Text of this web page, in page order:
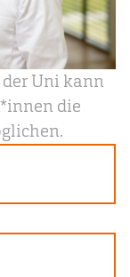
Uni kann
die